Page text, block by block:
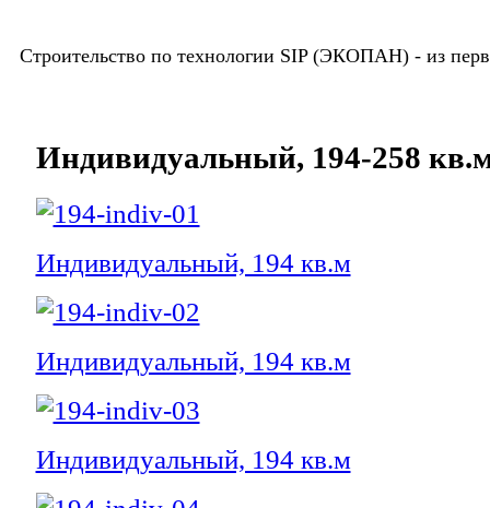
Строительство по технологии SIP (ЭКОПАН) - из
Индивидуальный, 194-258
Индивидуальный, 194 кв.м
Индивидуальный, 194 кв.м
Индивидуальный, 194 кв.м